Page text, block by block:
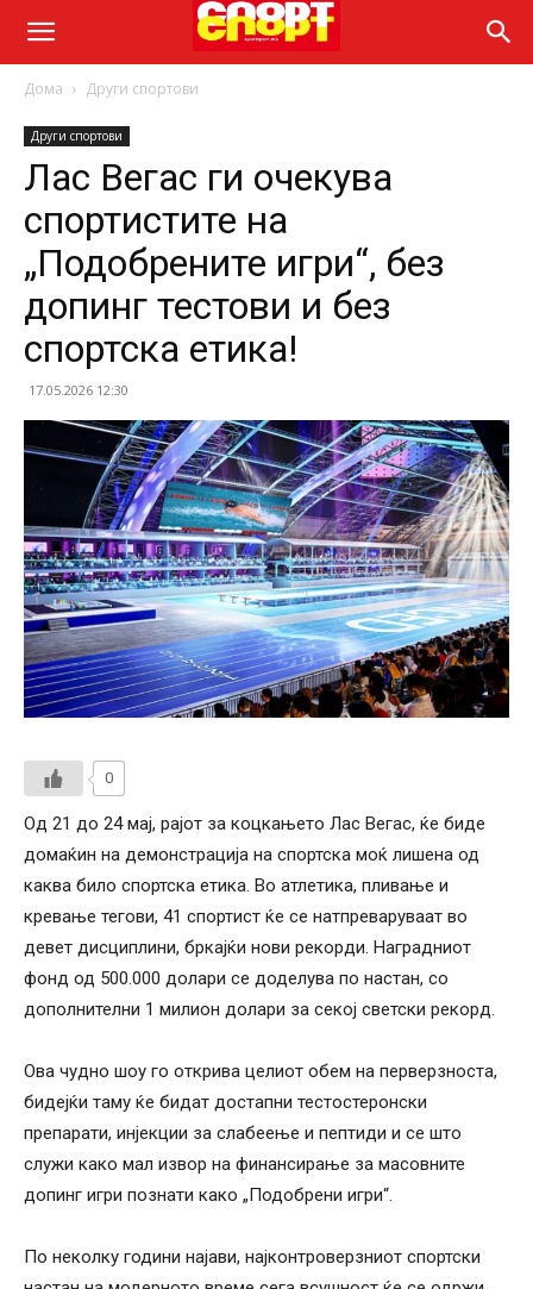
Дома Други спортови
Други спортови
Лас Вегас ги очекува
спортистите на
„Подобрените игри“, без
допинг тестови и без
спортска етика!
17.05.2026 12:30
0
Од 21 до 24 мај, рајот за коцкањето Лас Вегас, ќе биде
домаќин на демонстрација на спортска моќ лишена од
каква било спортска етика. Во атлетика, пливање и
кревање тегови, 41 спортист ќе се натпреваруваат во
девет дисциплини, бркајќи нови рекорди. Наградниот
фонд од 500.000 долари се доделува по настан, со
дополнителни 1 милион долари за секој светски рекорд.
Ова чудно шоу го открива целиот обем на перверзноста,
бидејќи таму ќе бидат достапни тестостеронски
препарати, инјекции за слабеење и пептиди и се што
служи како мал извор на финансирање за масовните
допинг игри познати како „Подобрени игри“.
По неколку години најави, најконтроверзниот спортски